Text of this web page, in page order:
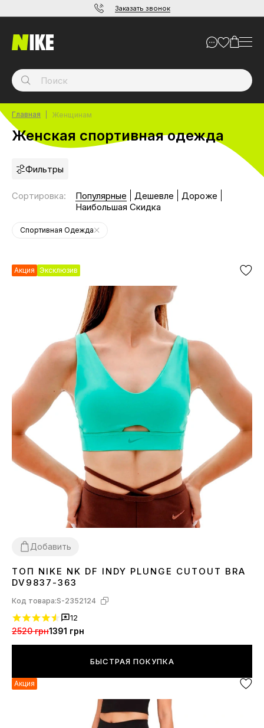
Заказать звонок
Главная Женщинам
Женская спортивная одежда
Фильтры
Сортировка: Популярные Дешевле
Дороже
Наибольшая Скидка
Спортивная Одежда
Акция Эксклюзив
Добавить
XS L
ТОП NIKE NK DF INDY PLUNGE CUTOUT BRA
DV9837-363
Код товара:S-2352124
12
2520 грн1391 грн
БЫСТРАЯ ПОКУПКА
Акция